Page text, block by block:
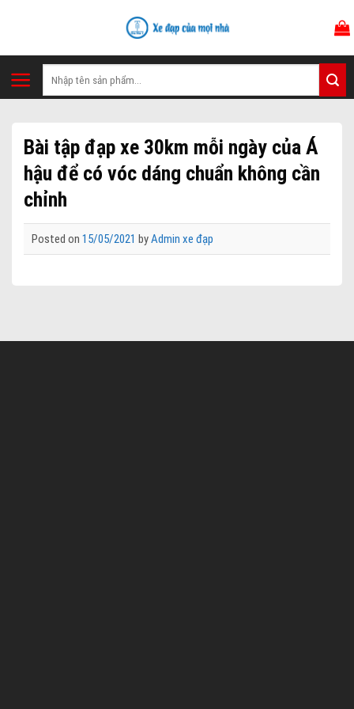
Tìm
kiếm:
Bài tập đạp xe 30km mỗi ngày của Á
hậu để có vóc dáng chuẩn không cần
chỉnh
Posted on 15/05/2021 byAdmin xe đạp